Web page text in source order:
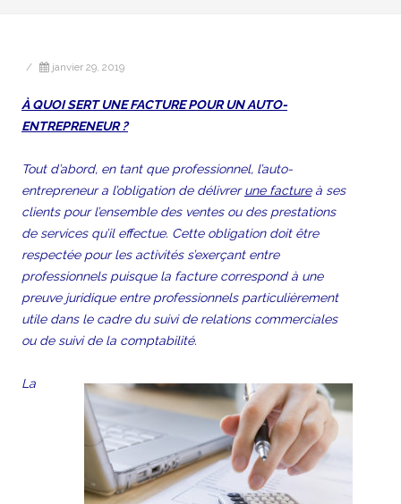
/ janvier 29, 2019
À QUOI SERT UNE FACTURE POUR UN AUTO-
ENTREPRENEUR ?
Tout d’abord, en tant que professionnel, l’auto-
entrepreneur a l’obligation de délivrerune factureà ses
clients pour l’ensemble des ventes ou des prestations
de services qu’il effectue. Cette obligation doit être
respectée pour les activités s’exerçant entre
professionnels puisque la facture correspond à une
preuve juridique entre professionnels particulièrement
utile dans le cadre du suivi de relations commerciales
ou de suivi de la comptabilité.
La